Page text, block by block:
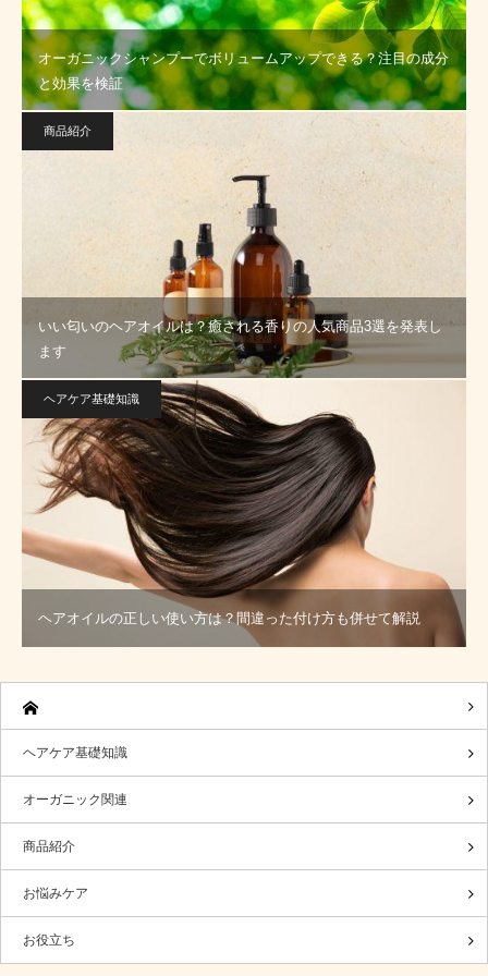
オーガニックシャンプーでボリュームアップできる？注目の成分
と効果を検証
商品紹介
いい匂いのヘアオイルは？癒される香りの人気商品3選を発表し
ます
ヘアケア基礎知識
ヘアオイルの正しい使い方は？間違った付け方も併せて解説
ヘアケア基礎知識
オーガニック関連
商品紹介
お悩みケア
お役立ち